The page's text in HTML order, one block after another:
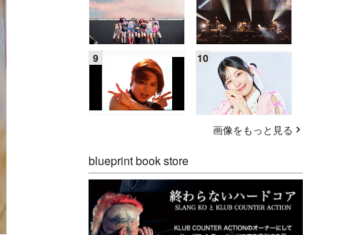
画像をもっと見る
blueprint book store